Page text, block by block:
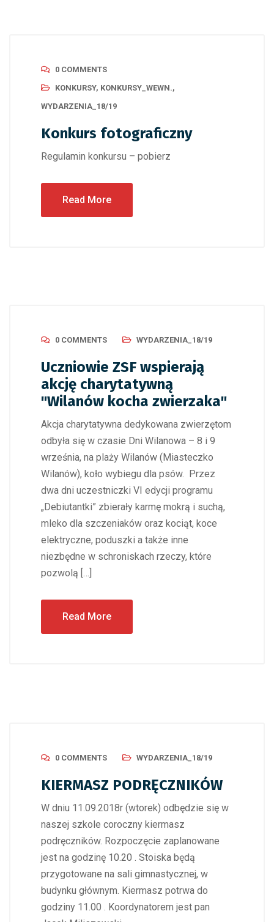
0 COMMENTS
KONKURSY, KONKURSY_WEWN.,
WYDARZENIA_18/19
Konkurs fotograficzny
Regulamin konkursu – pobierz
Read More
0 COMMENTS WYDARZENIA_18/19
Uczniowie ZSF wspierają
akcję charytatywną
"Wilanów kocha zwierzaka"
Akcja charytatywna dedykowana zwierzętom
odbyła się w czasie Dni Wilanowa – 8 i 9
września, na plaży Wilanów (Miasteczko
Wilanów), koło wybiegu dla psów. Przez
dwa dni uczestniczki VI edycji programu
„Debiutantki” zbierały karmę mokrą i suchą,
mleko dla szczeniaków oraz kociąt, koce
elektryczne, poduszki a także inne
niezbędne w schroniskach rzeczy, które
pozwolą […]
Read More
0 COMMENTS WYDARZENIA_18/19
KIERMASZ PODRĘCZNIKÓW
W dniu 11.09.2018r (wtorek) odbędzie się w
naszej szkole coroczny kiermasz
podręczników. Rozpoczęcie zaplanowane
jest na godzinę 10.20 . Stoiska będą
przygotowane na sali gimnastycznej, w
budynku głównym. Kiermasz potrwa do
godziny 11.00 . Koordynatorem jest pan